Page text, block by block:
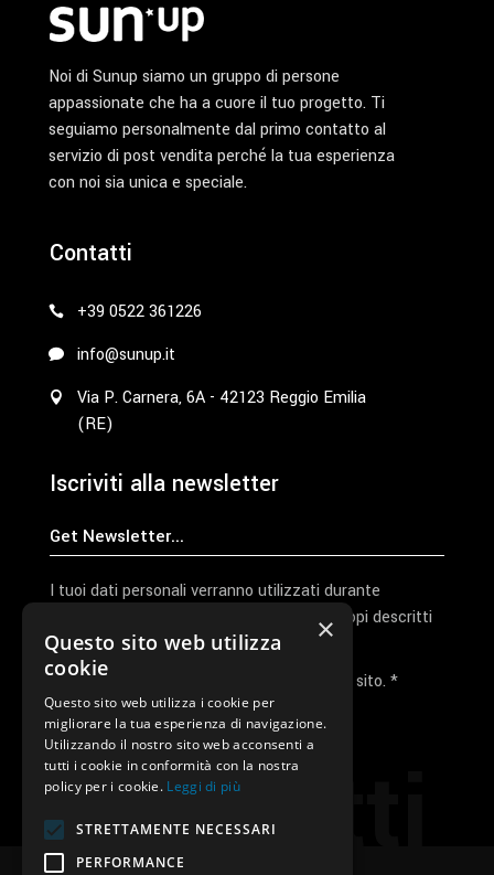
Contatti
Noi di Sunup siamo un gruppo di persone
appassionate che ha a cuore il tuo progetto. Ti
seguiamo personalmente dal primo contatto al
servizio di post vendita perché la tua esperienza
con noi sia unica e speciale.
Contatti
+39 0522 361226
info@sunup.it
Via P. Carnera, 6A - 42123 Reggio Emilia
(RE)
Iscriviti alla newsletter
I tuoi dati personali verranno utilizzati durante
l'elaborazione della richiesta e per altri scopi descritti
nella nostraprivacy policy
Ho letto e accetto la privacy policy del sito. *
Invia I Dati
×
Questo sito web utilizza
cookie
Questo sito web utilizza i cookie per
migliorare la tua esperienza di navigazione.
Utilizzando il nostro sito web acconsenti a
tutti i cookie in conformità con la nostra
policy per i cookie. Leggi di più
STRETTAMENTE NECESSARI
PERFORMANCE